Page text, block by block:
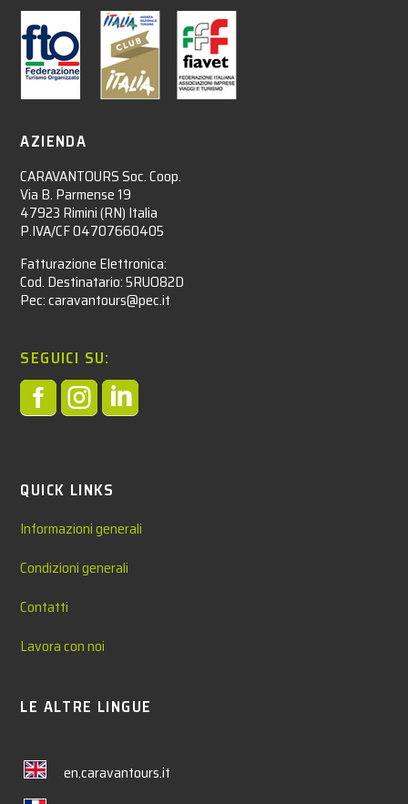
AZIENDA
CARAVANTOURS Soc. Coop.
Via B. Parmense 19
47923 Rimini (RN) Italia
P.IVA/CF 04707660405
Fatturazione Elettronica:
Cod. Destinatario: 5RUO82D
Pec: caravantours@pec.it
SEGUICI SU:

QUICK LINKS
Informazioni generali
Condizioni generali
Contatti
Lavora con noi
LE ALTRE LINGUE
en.caravantours.it